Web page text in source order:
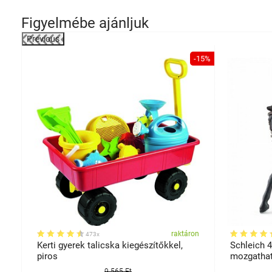
Figyelmébe ajánljuk
Previous
-15%
473x raktáron
Kerti gyerek talicska kiegészítőkkel,
piros
Schleich